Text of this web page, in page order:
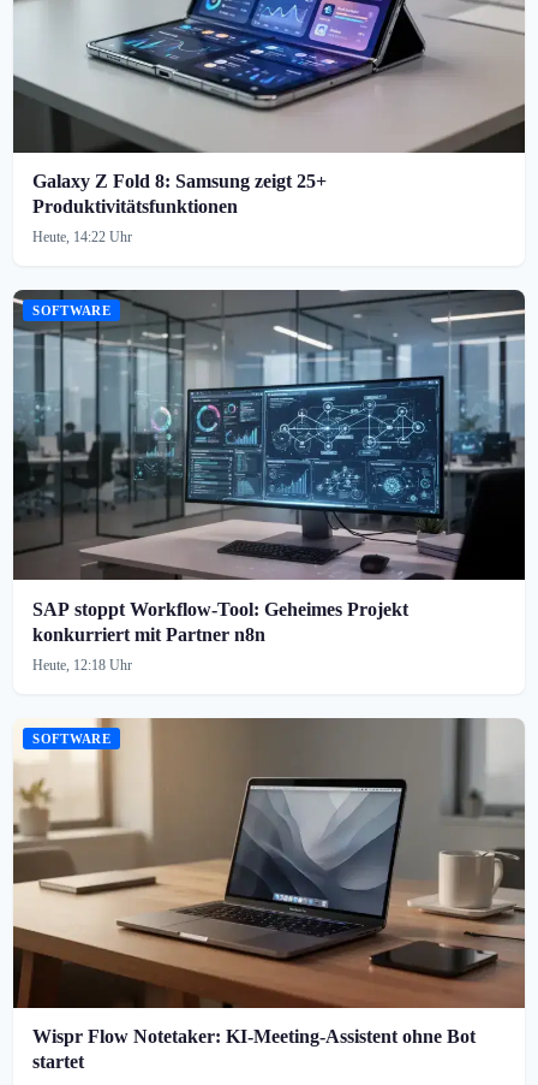
Galaxy Z Fold 8: Samsung zeigt 25+
Produktivitätsfunktionen
Heute, 14:22 Uhr
SOFTWARE
SAP stoppt Workflow-Tool: Geheimes Projekt
konkurriert mit Partner n8n
Heute, 12:18 Uhr
SOFTWARE
Wispr Flow Notetaker: KI-Meeting-Assistent ohne Bot
startet